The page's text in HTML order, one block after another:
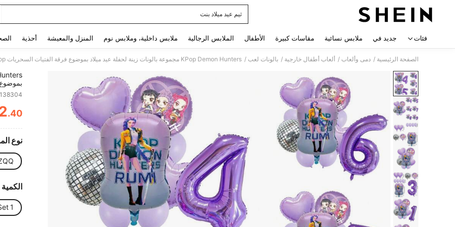
ثيم عيد ميلاد بنت
فئات جديد في ملابس نسائية مقاسات كبيرة الأطفال الملابس الرجالية ملابس داخلية، وملابس نوم المنزل والمعيشة أحذية
الصفحة الرئيسية / دمى وألعاب / ألعاب أطفال خارجية / بالونات لعب /
تشمل
.40
نوع
الكمية
1 Set